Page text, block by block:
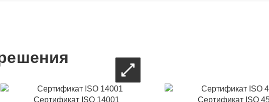
Сертификат ISO 14001 Сертификат ISO